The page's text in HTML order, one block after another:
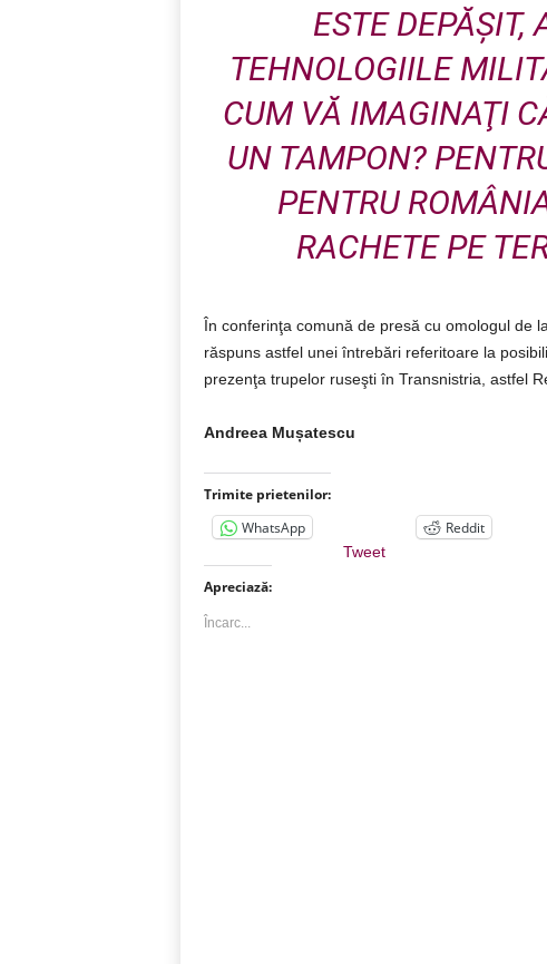
ESTE DEPĂŞIT,
TEHNOLOGIILE
CUM VĂ IMAGINAŢI
UN TAMPON?
PENTRU
RACHETE PE
În conferinţa comună de presă cu omologul de
răspuns astfel unei întrebări referitoare la
prezenţa trupelor ruseşti în Transnistria, astfel
Andreea Mușatescu
Trimite prietenilor:
WhatsApp
Tweet
Reddit
Apreciază:
Încarc...